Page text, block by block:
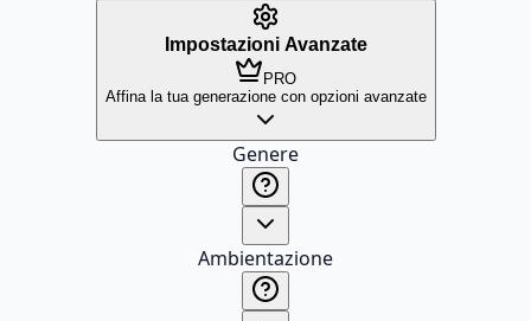
Impostazioni Avanzate
PRO
Affina la tua generazione con opzioni avanzate
Genere
Ambientazione